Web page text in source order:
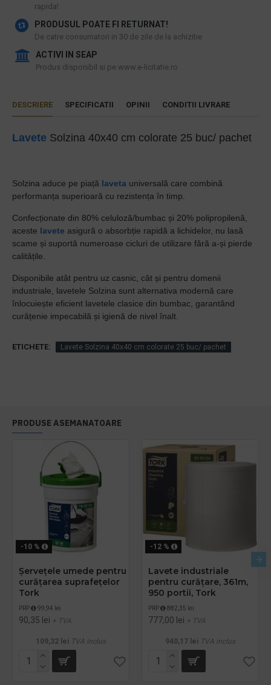
rapida!
PRODUSUL POATE FI RETURNAT!
De catre consumatori in 30 de zile de la achizitie
ACTIVI IN SEAP
Produs disponibil si pe www.e-licitatie.ro
DESCRIERE SPECIFICATII OPINII CONDITII LIVRARE
Lavete Solzina 40x40 cm colorate 25 buc/ pachet
Solzina aduce pe piață laveta universală care combină
performanța superioară cu rezistența în timp.
Confecționate din 80% celuloză/bumbac și 20% polipropilenă,
aceste lavete asigură o absorbție rapidă a lichidelor, nu lasă
scame și suportă numeroase cicluri de utilizare fără a-și pierde
calitățile.
Disponibile atât pentru uz casnic, cât și pentru domenii
industriale, lavetele Solzina sunt alternativa modernă care
înlocuiește eficient lavetele clasice din bumbac, garantând
curățenie impecabilă și igienă de nivel înalt.
ETICHETE: Lavete Solzina 40x40 cm colorate 25 buc/ pachet
PRODUSE ASEMANATOARE
-10 %
Șervețele umede pentru
curățarea suprafețelor
Tork
PRP 99,94 lei
90,35 lei + TVA
109,32 lei TVA inclus
-12 %
Lavete industriale
pentru curățare, 361m,
950 portii, Tork
PRP 882,35 lei
777,00 lei + TVA
940,17 lei TVA inclus